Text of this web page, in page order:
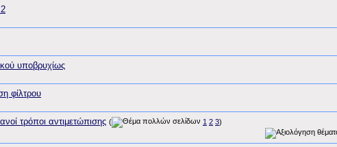
υποβρυχίως
φίλτρου
τρόποι αντιμετώπισης ( 1 2 3)